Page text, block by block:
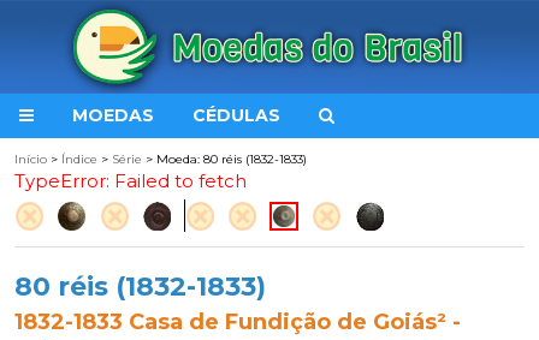
MOEDAS CÉDULAS
Início > Índice > Série > Moeda: 80 réis (1832-1833)
TypeError: Failed to fetch
80 réis (1832-1833)
1832-1833 Casa de Fundição de Goiás² -